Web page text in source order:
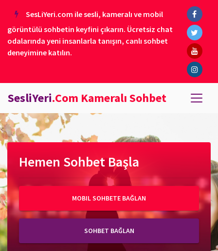
SesLiYeri.com ile sesli, kameralı ve mobil
görüntülü sohbetin keyfini çıkarın. Ücretsiz chat
odalarında yeni insanlarla tanışın, canlı sohbet
deneyimine katılın.
SesliYeri.Com Kameralı Sohbet
Hemen Sohbet Başla
MOBIL SOHBETE BAĞLAN
SOHBET BAĞLAN